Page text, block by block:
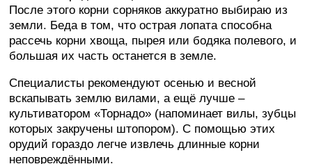
После этого корни сорняков аккуратно выбираю из
земли. Беда в том, что острая лопата способна
рассечь корни хвоща, пырея или бодяка полевого, и
большая их часть останется в земле.
Специалисты рекомендуют осенью и весной
вскапывать землю вилами, а ещё лучше –
культиватором «Торнадо» (напоминает вилы, зубцы
которых закручены штопором). С помощью этих
орудий гораздо легче извлечь длинные корни
неповреждёнными.